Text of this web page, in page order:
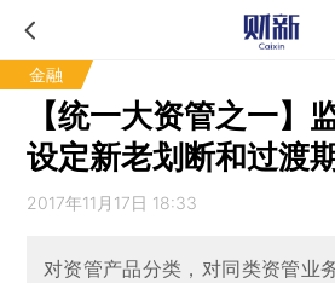
金融
【统一大资管之一】
设定新老划断和过渡
2017年11月17日 18:33
对资管产品分类，对同类资管业